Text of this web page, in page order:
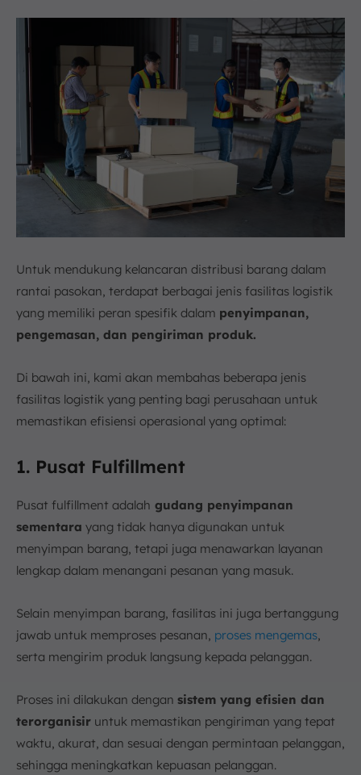
Untuk mendukung kelancaran distribusi barang dalam
rantai pasokan, terdapat berbagai jenis fasilitas logistik
yang memiliki peran spesifik dalam penyimpanan,
pengemasan, dan pengiriman produk.
Di bawah ini, kami akan membahas beberapa jenis
fasilitas logistik yang penting bagi perusahaan untuk
memastikan efisiensi operasional yang optimal:
1. Pusat Fulfillment
Pusat fulfillment adalah gudang penyimpanan
sementara yang tidak hanya digunakan untuk
menyimpan barang, tetapi juga menawarkan layanan
lengkap dalam menangani pesanan yang masuk.
Selain menyimpan barang, fasilitas ini juga bertanggung
jawab untuk memproses pesanan, proses mengemas,
serta mengirim produk langsung kepada pelanggan.
Proses ini dilakukan dengan sistem yang efisien dan
terorganisir untuk memastikan pengiriman yang tepat
waktu, akurat, dan sesuai dengan permintaan pelanggan,
sehingga meningkatkan kepuasan pelanggan.